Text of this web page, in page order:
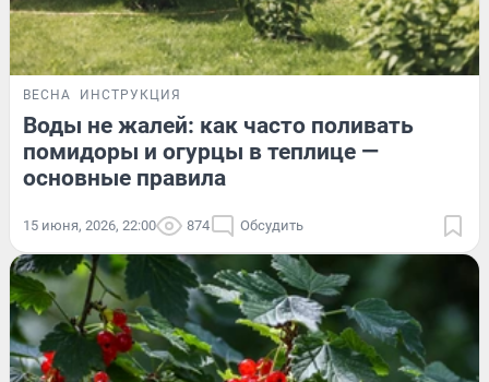
ВЕСНА ИНСТРУКЦИЯ
Воды не жалей: как часто поливать
помидоры и огурцы в теплице —
основные правила
15 июня, 2026, 22:00 874 Обсудить